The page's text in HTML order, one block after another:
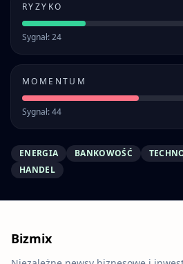
RYZYKO
Sygnał: 24
MOMENTUM
Sygnał: 44
ENERGIA BANKOWOŚĆ
HANDEL
Bizmix